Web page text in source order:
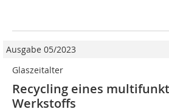
Ausgabe 05/2023
Glaszeitalter
Recycling eines
Werkstoffs